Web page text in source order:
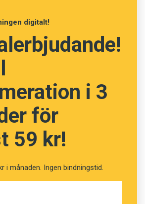
digitalt!
i 3
för
59 kr!
i månaden. Ingen bindningstid.